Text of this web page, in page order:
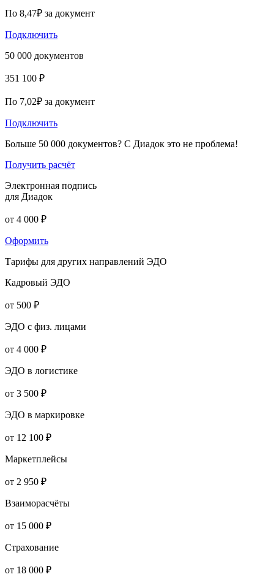
По 8,47₽ за документ
Подключить
50 000 документов
351 100 ₽
По 7,02₽ за документ
Подключить
Больше 50 000 документов? С Диадок это не проблема!
Получить расчёт
Электронная подпись
для Диадок
от 4 000 ₽
Оформить
Тарифы для других направлений ЭДО
Кадровый ЭДО
от 500 ₽
ЭДО с физ. лицами
от 4 000 ₽
ЭДО в логистике
от 3 500 ₽
ЭДО в маркировке
от 12 100 ₽
Маркетплейсы
от 2 950 ₽
Взаиморасчёты
от 15 000 ₽
Страхование
от 18 000 ₽